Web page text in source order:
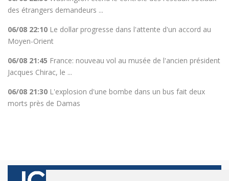
des étrangers demandeurs ...
06/08 22:10 Le dollar progresse dans l'attente d'un accord au
Moyen-Orient
06/08 21:45 France: nouveau vol au musée de l'ancien président
Jacques Chirac, le ...
06/08 21:30 L'explosion d'une bombe dans un bus fait deux
morts près de Damas